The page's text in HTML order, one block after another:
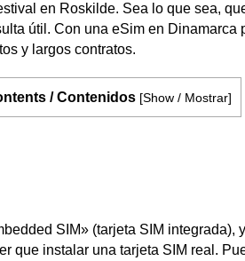
en Roskilde. Sea lo que sea,
útil. Con una eSim en Dinamarca
y largos contratos.
/ Contenidos [Show / Mostrar]
SIM» (tarjeta SIM integrada),
que instalar una tarjeta SIM real.